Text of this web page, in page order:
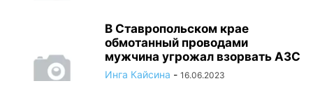
В Ставропольском крае
обмотанный проводами
мужчина угрожал взорвать АЗС
Инга Кайсина - 16.06.2023